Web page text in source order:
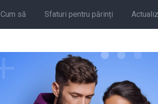
Cum să Sfaturi pentru părinți